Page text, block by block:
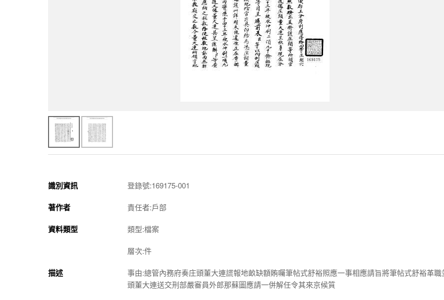
識別資訊 登錄號:169175-001
著作者 責任者:戶部
資料類型 類型:檔案
層次:件
描述
事由:總管內務府奏庄頭董大連謊報地畝缺額賄囑筆帖式舒裕照應一事相應請旨將筆帖式舒裕革職
頭董大連送交刑部嚴審員外郎那蘇圖應請一併解任令其來京候質